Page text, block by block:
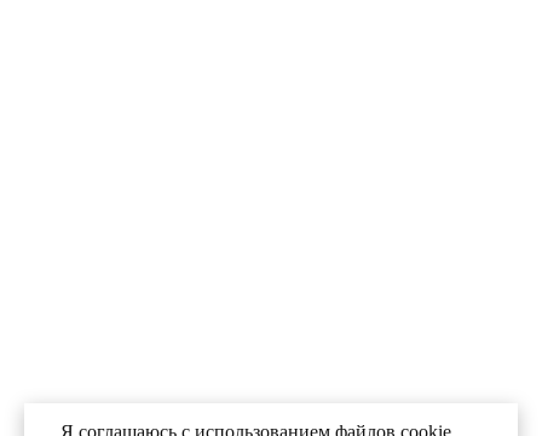
Я соглашаюсь с использованием файлов cookie